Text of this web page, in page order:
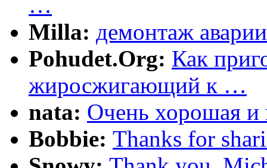
Milla: демонтаж
Pohudet.Org: Как
жиросжигающий к …
nata: Очень хорошая и
Bobbie: Thanks for